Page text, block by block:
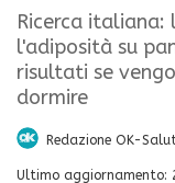
Ricerca
l'adiposità su
risultati se
dormire
Redazione OK-
Ultimo aggiornamento: